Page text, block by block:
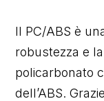
Il PC/ABS è
robustezza e
policarbonato
dell’ABS.